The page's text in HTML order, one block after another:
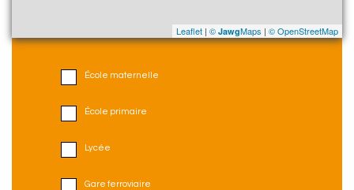
Leaflet | © JawgMaps | © OpenStreetMap
École maternelle
École primaire
Lycée
Gare ferroviaire